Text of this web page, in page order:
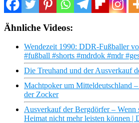
Ähnliche Videos:
Wendezeit 1990: DDR-Fußballer
#fußball #shorts #mdrdok #mdr
Die Treuhand und der Ausverkauf
Machtpoker um Mitteldeutschland
der Zocker
Ausverkauf der Bergdörfer – Wenn
Heimat nicht mehr leisten können |